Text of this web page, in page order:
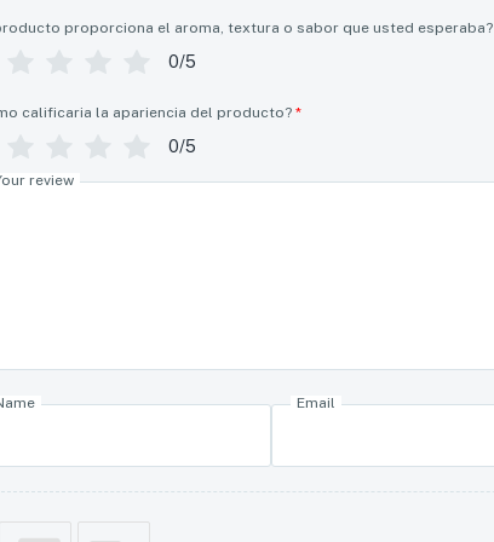
proporciona el aroma, textura o sabor que usted esperaba?
0/5
calificaria la apariencia del producto? *
0/5
review
Email